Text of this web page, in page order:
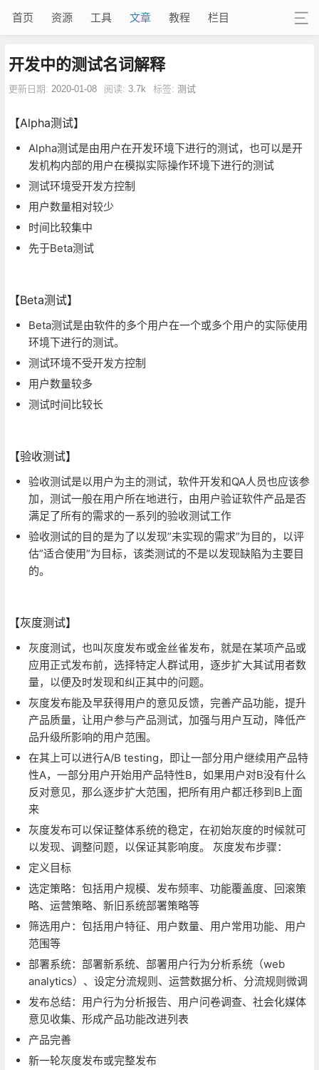
首页 资源 工具 文章 教程 栏目
开发中的测试名词解释
更新日期: 2020-01-08 阅读: 3.7k 标签: 测试
【Alpha测试】
Alpha测试是由用户在开发环境下进行的测试，也可以是开
发机构内部的用户在模拟实际操作环境下进行的测试
测试环境受开发方控制
用户数量相对较少
时间比较集中
先于Beta测试
【Beta测试】
Beta测试是由软件的多个用户在一个或多个用户的实际使用
环境下进行的测试。
测试环境不受开发方控制
用户数量较多
测试时间比较长
【验收测试】
验收测试是以用户为主的测试，软件开发和QA人员也应该参
加，测试一般在用户所在地进行，由用户验证软件产品是否
满足了所有的需求的一系列的验收测试工作
验收测试的目的是为了以发现”未实现的需求”为目的，以评
估”适合使用”为目标，该类测试的不是以发现缺陷为主要目
的。
【灰度测试】
灰度测试，也叫灰度发布或金丝雀发布，就是在某项产品或
应用正式发布前，选择特定人群试用，逐步扩大其试用者数
量，以便及时发现和纠正其中的问题。
灰度发布能及早获得用户的意见反馈，完善产品功能，提升
产品质量，让用户参与产品测试，加强与用户互动，降低产
品升级所影响的用户范围。
在其上可以进行A/B testing，即让一部分用户继续用产品特
性A，一部分用户开始用产品特性B，如果用户对B没有什么
反对意见，那么逐步扩大范围，把所有用户都迁移到B上面
来
灰度发布可以保证整体系统的稳定，在初始灰度的时候就可
以发现、调整问题，以保证其影响度。 灰度发布步骤：
定义目标
选定策略：包括用户规模、发布频率、功能覆盖度、回滚策
略、运营策略、新旧系统部署策略等
筛选用户：包括用户特征、用户数量、用户常用功能、用户
范围等
部署系统：部署新系统、部署用户行为分析系统（web
analytics）、设定分流规则、运营数据分析、分流规则微调
发布总结：用户行为分析报告、用户问卷调查、社会化媒体
意见收集、形成产品功能改进列表
产品完善
新一轮灰度发布或完整发布